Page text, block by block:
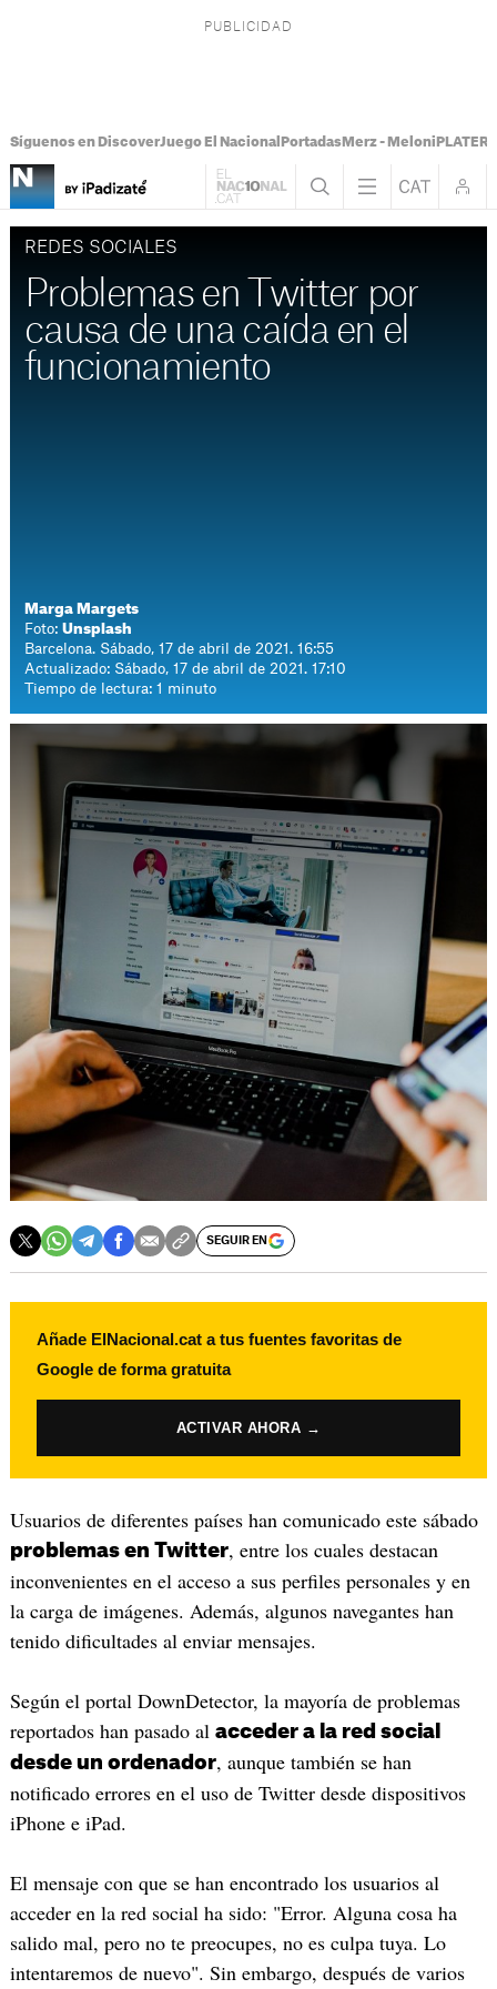
Síguenos en DiscoverJuego El Nacional PortadasMerz - Meloni
REDES SOCIALES
Problemas en Twitter por
causa de una caída en el
funcionamiento
Marga Margets
Foto:Unsplash
Barcelona. Sábado, 17 de abril de 2021. 16:55
Actualizado: Sábado, 17 de abril de 2021. 17:10
Tiempo de lectura: 1 minuto
SEGUIR EN
Añade ElNacional.cat a tus fuentes favoritas de
Google de forma gratuita
ACTIVAR AHORA →
Usuarios de diferentes países han comunicado este sábado
problemas en Twitter, entre los cuales destacan
inconvenientes en el acceso a sus perfiles personales y en
la carga de imágenes. Además, algunos navegantes han
tenido dificultades al enviar mensajes.
Según el portal DownDetector, la mayoría de problemas
reportados han pasado al acceder a la red social
desde un ordenador, aunque también se han
notificado errores en el uso de Twitter desde dispositivos
iPhone e iPad.
El mensaje con que se han encontrado los usuarios al
acceder en la red social ha sido: "Error. Alguna cosa ha
salido mal, pero no te preocupes, no es culpa tuya. Lo
intentaremos de nuevo". Sin embargo, después de varios